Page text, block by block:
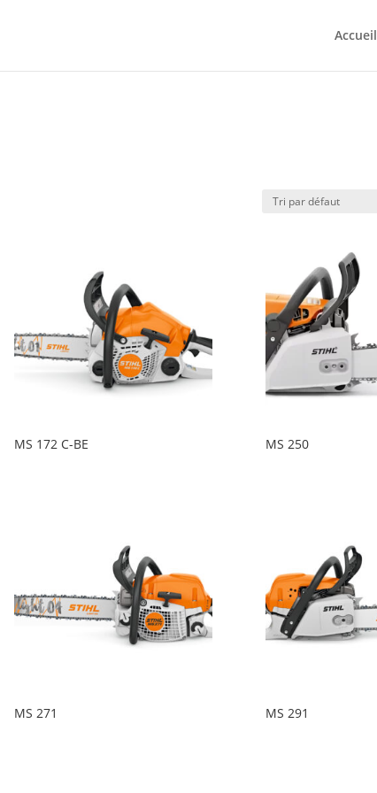
Accueil
MS 172 C-BE MS 250
MS 271 MS 291